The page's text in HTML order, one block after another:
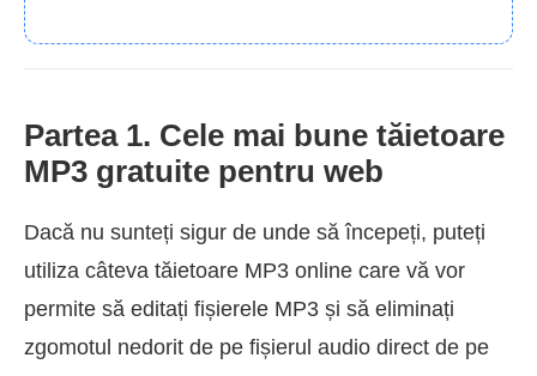
Partea 1. Cele mai bune tăietoare
MP3 gratuite pentru web
Dacă nu sunteți sigur de unde să începeți, puteți
utiliza câteva tăietoare MP3 online care vă vor
permite să editați fișierele MP3 și să eliminați
zgomotul nedorit de pe fișierul audio direct de pe